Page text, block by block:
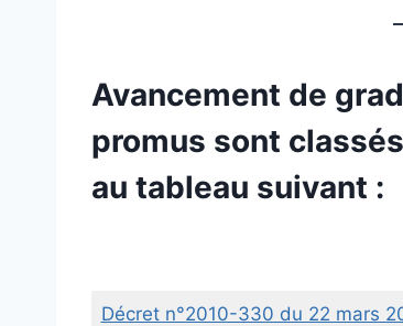
Avancement de
promus sont
au tableau suivant :
Décret n°2010-330 du 22 mars